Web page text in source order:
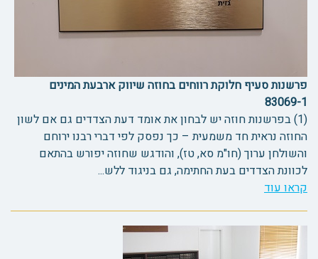
פרשנות סעיף חלוקת רווחים בחוזה שיווק ארבעת המינים
83069-1
(1) בפרשנות חוזה יש לבחון את אומד דעת הצדדים גם אם לשון
החוזה נראית חד משמעית – כך נפסק לפי דברי רבנו ירוחם
והשולחן ערוך (חו"מ סא, טז), והודגש שחוזה יפורש בהתאם
לכוונת הצדדים בעת החתימה, גם בניגוד ללש...
קראו עוד